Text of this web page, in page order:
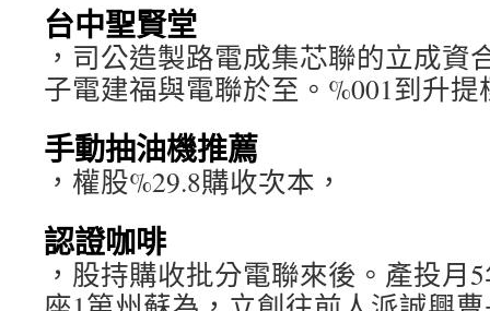
台中聖賢堂
，司公造製路電成集芯聯的立成資
子電建福與電聯於至。%001到升
手動抽油機推薦
，權股%29.8購收次本，
認證咖啡
，股持購收批分電聯來後。產投月